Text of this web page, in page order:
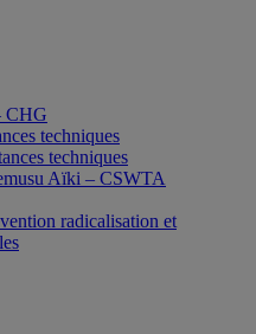
CHG
techniques
techniques
Aïki – CSWTA
radicalisation et